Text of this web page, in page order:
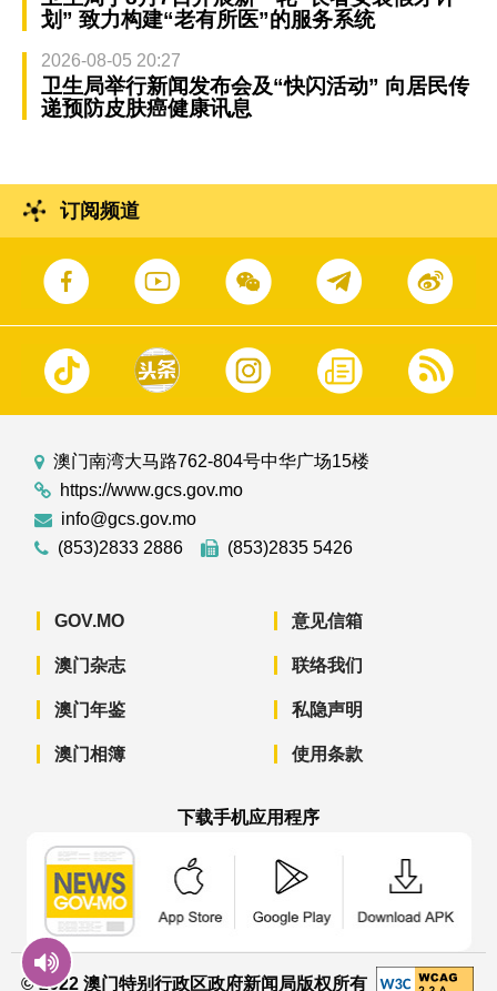
划” 致力构建“老有所医”的服务系统
2026-08-05 20:27
卫生局举行新闻发布会及“快闪活动” 向居民传
递预防皮肤癌健康讯息
订阅频道
澳门南湾大马路762-804号中华广场15楼
https://www.gcs.gov.mo
info@gcs.gov.mo
(853)2833 2886
(853)2835 5426
GOV.MO
澳门杂志
澳门年鉴
澳门相簿
意见信箱
联络我们
私隐声明
使用条款
下载手机应用程序
© 2022 澳门特别行政区政府新闻局版权所有